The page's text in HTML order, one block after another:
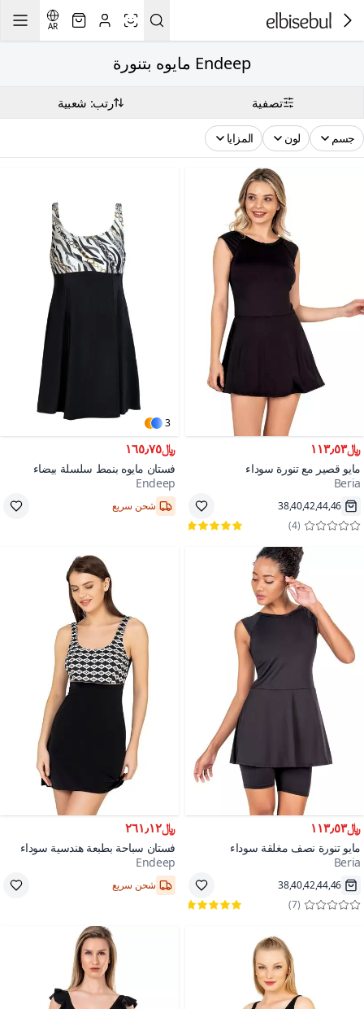
AR
Endeep مايوه بتنورة
تصفية رتب: شعبية
جسم لون المزايا
﷼١١٣٫٥٣
مايو قصير مع تنورة سوداء
Beria
38,40,42,44,46
(
4
)
3
﷼١٦٥٫٧٥
فستان مايوه بنمط سلسلة بيضاء
Endeep
شحن سريع
﷼١١٣٫٥٣
مايو تنورة نصف مغلقة سوداء
Beria
38,40,42,44,46
(
7
)
﷼٢٦١٫١٢
فستان سباحة بطبعة هندسية سوداء
Endeep
شحن سريع